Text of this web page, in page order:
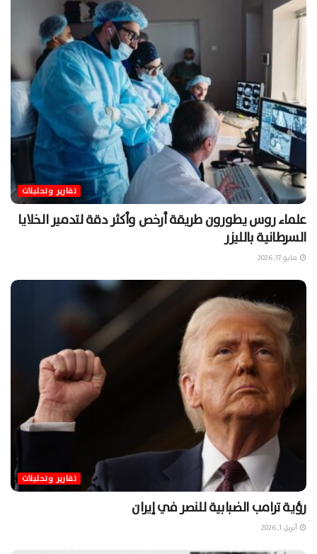
تقارير وتحليلات
علماء روس يطورون طريقة أرخص وأكثر دقة لتدمير الخلايا
السرطانية بالليزر
مايو 17, 2026
تقارير وتحليلات
رؤية ترامب الضبابية للنصر في إيران
أبريل 1, 2026